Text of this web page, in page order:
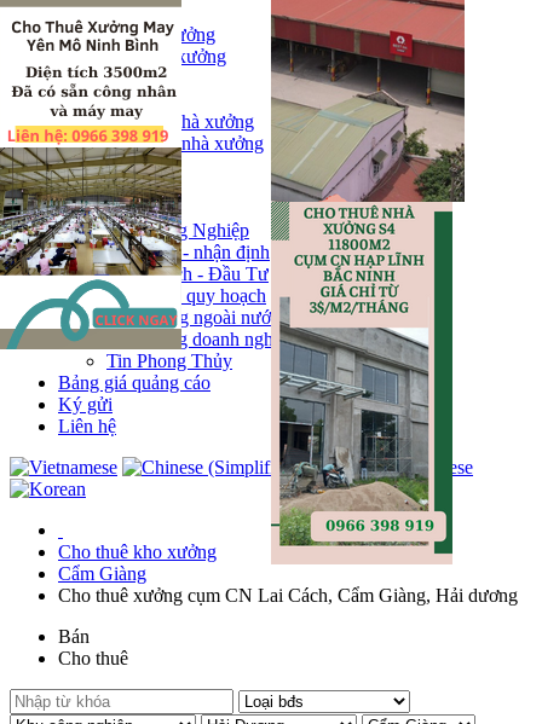
Trang chủ
Bán kho, nhà xưởng
Bán kho xưởng
Kho
Mặt bằng
Cho thuê kho, nhà xưởng
Cho thuê nhà xưởng
Kho
Mặt bằng
Tin tức
Khu Công Nghiệp
Phân tích - nhận định
Chính sách - Đầu Tư
Thông tin quy hoạch
Thị trường ngoài nước
Hoạt động doanh nghiẹp
Tin Phong Thủy
Bảng giá quảng cáo
Ký gửi
Liên hệ
Cho thuê kho xưởng
Cẩm Giàng
Cho thuê xưởng cụm CN Lai Cách, Cẩm Giàng, Hải dương
Bán
Cho thuê